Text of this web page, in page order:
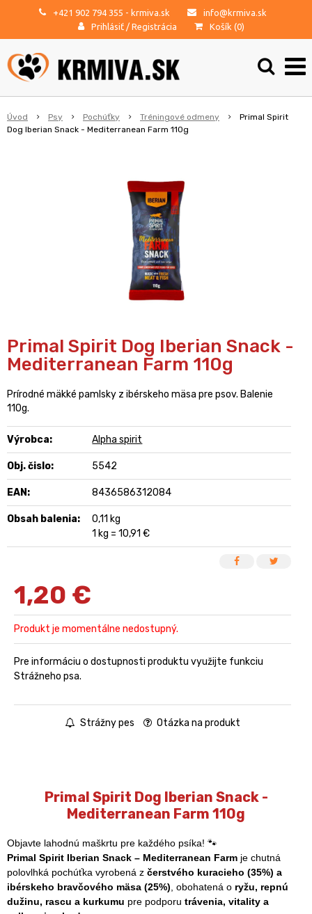
+421 902 794 355 - krmiva.sk
info@krmiva.sk
Prihlásiť / Registrácia Košík (0)
Úvod Psy Pochúťky Tréningové odmeny
Primal Spirit
Dog Iberian Snack - Mediterranean Farm 110g
Primal Spirit Dog Iberian Snack -
Mediterranean Farm 110g
Prírodné mäkké pamlsky z ibérskeho mäsa pre psov. Balenie
110g.
Výrobca: Alpha spirit
Obj. čislo: 5542
EAN: 8436586312084
Obsah balenia:
0,11 kg
1 kg = 10,91 €
1,20 €
Produkt je momentálne nedostupný.
Pre informáciu o dostupnosti produktu využijte funkciu
Strážneho psa.
Strážny pes Otázka na produkt
Primal Spirit Dog Iberian Snack -
Mediterranean Farm 110g
Objavte lahodnú maškrtu pre každého psíka! 🐾
Primal Spirit Iberian Snack – Mediterranean Farm je chutná
polovlhká pochúťka vyrobená z čerstvého kuracieho (35%) a
ibérskeho bravčového mäsa (25%) , obohatená o ryžu, repnú
dužinu, rascu a kurkumu pre podporu trávenia, vitality a